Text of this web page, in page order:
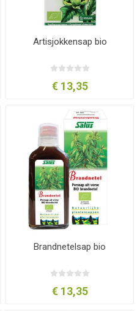
Artisjokkensap bio
€ 13,35
Brandnetelsap bio
€ 13,35